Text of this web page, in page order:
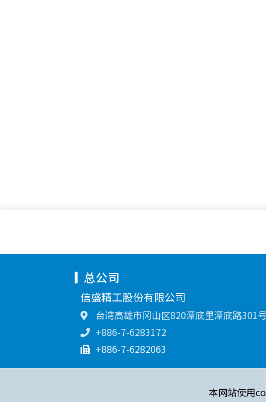
总公司
信盛精工股份有限公司
台湾高雄市冈山区820潭底里潭底路301号
+886-7-6283172
+886-7-6282063
本网站使用